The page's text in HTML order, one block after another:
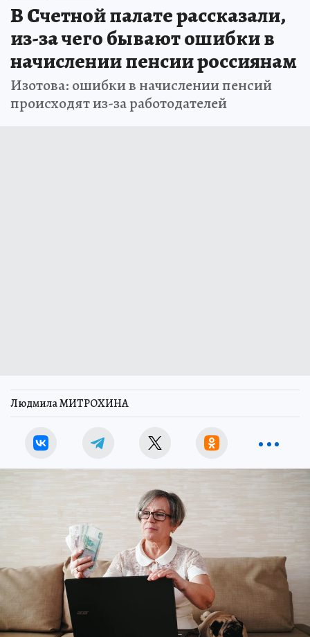
В Счетной палате рассказали,
из-за чего бывают ошибки в
начислении пенсии россиянам
Изотова: ошибки в начислении пенсий
происходят из-за работодателей
Людмила МИТРОХИНА